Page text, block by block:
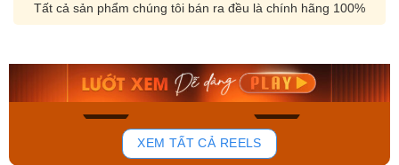
Tất cả sản phẩm chúng tôi bán ra đều là chính hãng 100%
154
Orient Nam RA-
Mua ngay
Casio Nam MTS-
Mua ngay
XEM TẤT CẢ REELS